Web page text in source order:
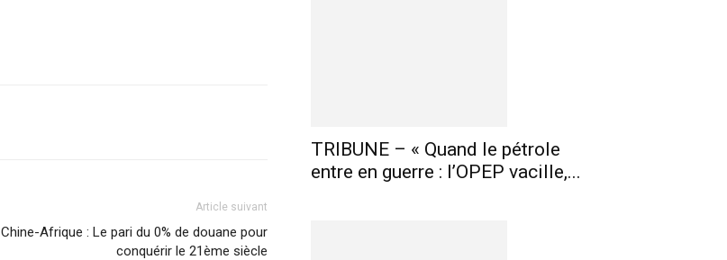
Article suivant
Chine-Afrique : Le pari du 0% de douane pour
conquérir le 21ème siècle
TRIBUNE – « Quand le pétrole
entre en guerre : l’OPEP vacille,...